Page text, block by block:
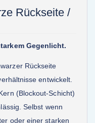
Rückseite /
Gegenlicht.
Rückseite
entwickelt.
(Blockout-Schicht)
Selbst wenn
oder einer starken